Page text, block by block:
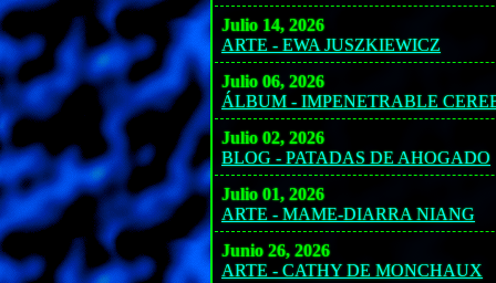
Julio 14, 2026
ARTE - EWA JUSZKIEWICZ
Julio 06, 2026
ÁLBUM - IMPENETRABLE
Julio 02, 2026
BLOG - PATADAS DE AHOGADO
Julio 01, 2026
ARTE - MAME-DIARRA NIANG
Junio 26, 2026
ARTE - CATHY DE MONCHAUX